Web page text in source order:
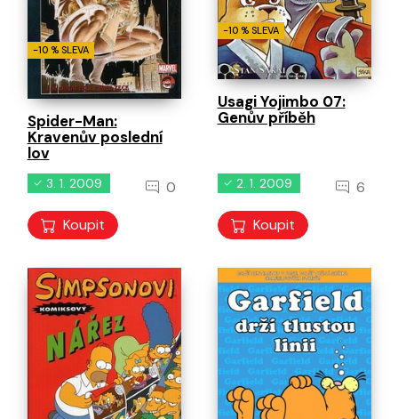
-10 % SLEVA
Spider-Man:
Kravenův poslední
lov
3. 1. 2009 0
Koupit
-10 % SLEVA
Usagi Yojimbo 07:
Genův příběh
2. 1. 2009 6
Koupit